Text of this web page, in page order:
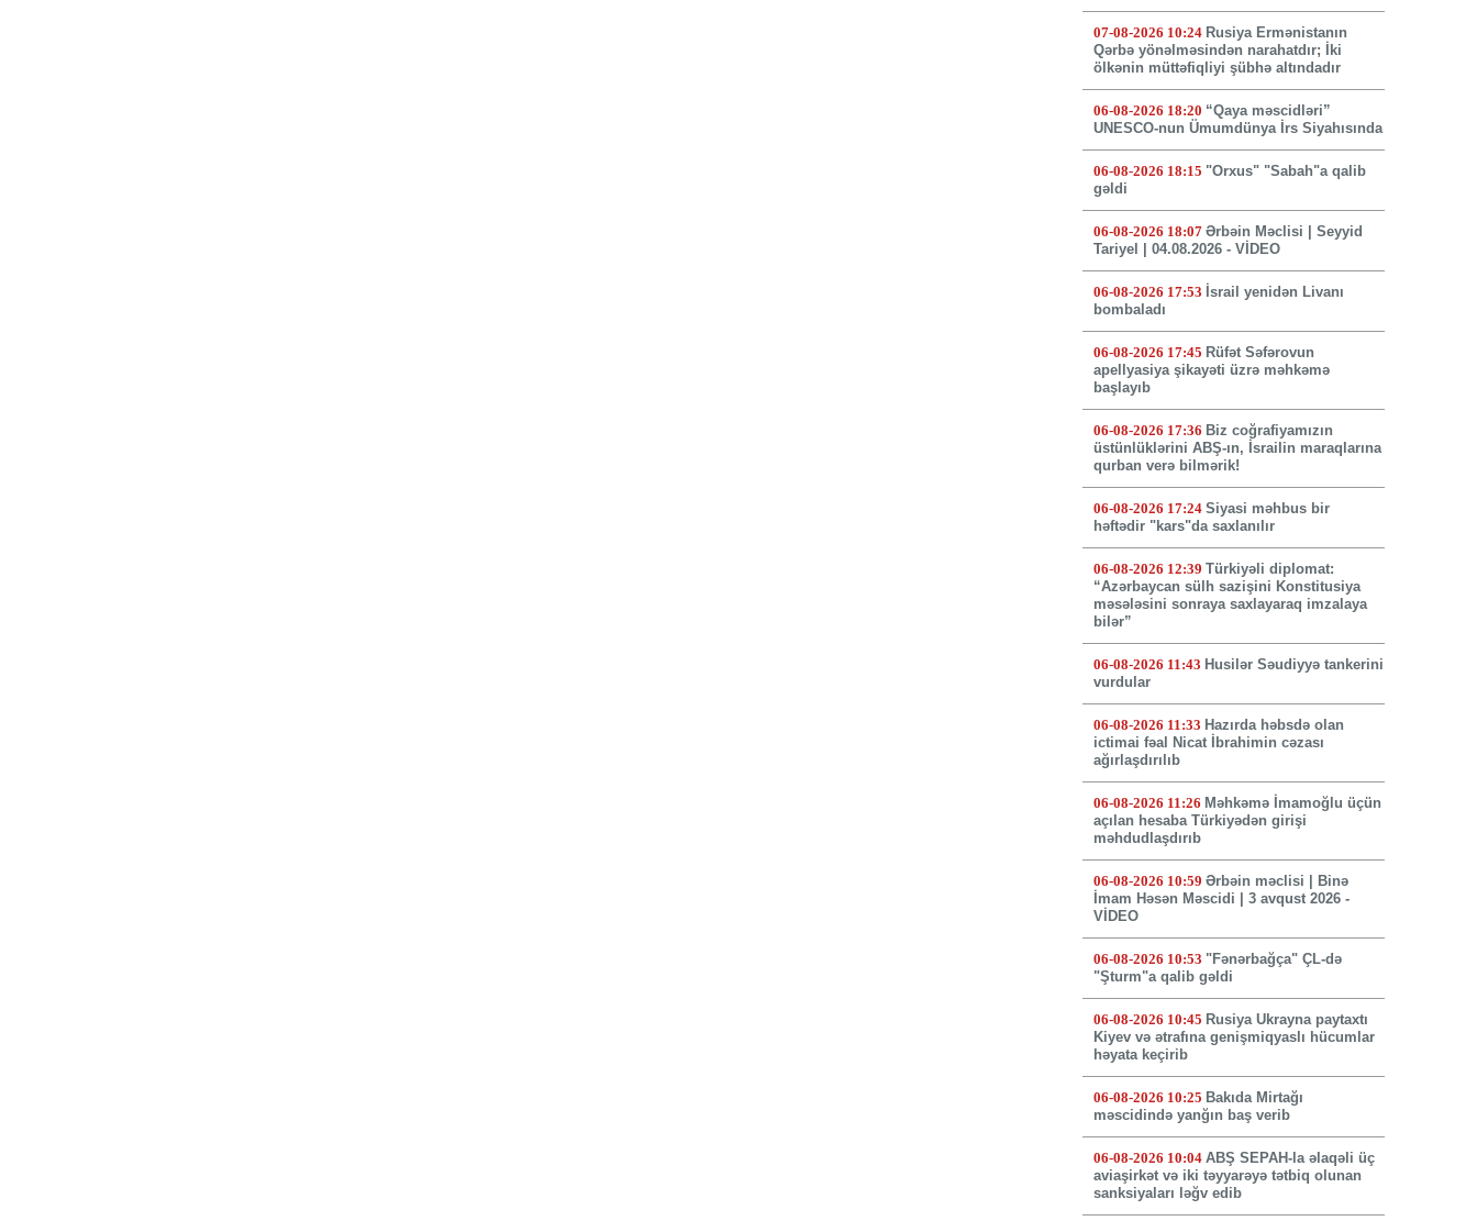
07-08-2026 10:24 Rusiya Ermənistanın
Qərbə yönəlməsindən narahatdır; İki
ölkənin müttəfiqliyi şübhə altındadır
06-08-2026 18:20 “Qaya məscidləri”
UNESCO-nun Ümumdünya İrs Siyahısında
06-08-2026 18:15 "Orxus" "Sabah"a qalib
gəldi
06-08-2026 18:07 Ərbəin Məclisi | Seyyid
Tariyel | 04.08.2026 - VİDEO
06-08-2026 17:53 İsrail yenidən Livanı
bombaladı
06-08-2026 17:45 Rüfət Səfərovun
apellyasiya şikayəti üzrə məhkəmə
başlayıb
06-08-2026 17:36 Biz coğrafiyamızın
üstünlüklərini ABŞ-ın, İsrailin maraqlarına
qurban verə bilmərik!
06-08-2026 17:24 Siyasi məhbus bir
həftədir "kars"da saxlanılır
06-08-2026 12:39 Türkiyəli diplomat:
“Azərbaycan sülh sazişini Konstitusiya
məsələsini sonraya saxlayaraq imzalaya
bilər”
06-08-2026 11:43 Husilər Səudiyyə tankerini
vurdular
06-08-2026 11:33 Hazırda həbsdə olan
ictimai fəal Nicat İbrahimin cəzası
ağırlaşdırılıb
06-08-2026 11:26 Məhkəmə İmamoğlu üçün
açılan hesaba Türkiyədən girişi
məhdudlaşdırıb
06-08-2026 10:59 Ərbəin məclisi | Binə
İmam Həsən Məscidi | 3 avqust 2026 -
VİDEO
06-08-2026 10:53 "Fənərbağça" ÇL-də
"Şturm"a qalib gəldi
06-08-2026 10:45 Rusiya Ukrayna paytaxtı
Kiyev və ətrafına genişmiqyaslı hücumlar
həyata keçirib
06-08-2026 10:25 Bakıda Mirtağı
məscidində yanğın baş verib
06-08-2026 10:04 ABŞ SEPAH-la əlaqəli üç
aviaşirkət və iki təyyarəyə tətbiq olunan
sanksiyaları ləğv edib